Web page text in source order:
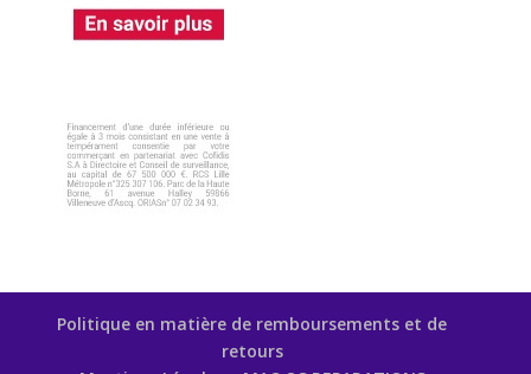
Politique en matière de remboursements et de
retours